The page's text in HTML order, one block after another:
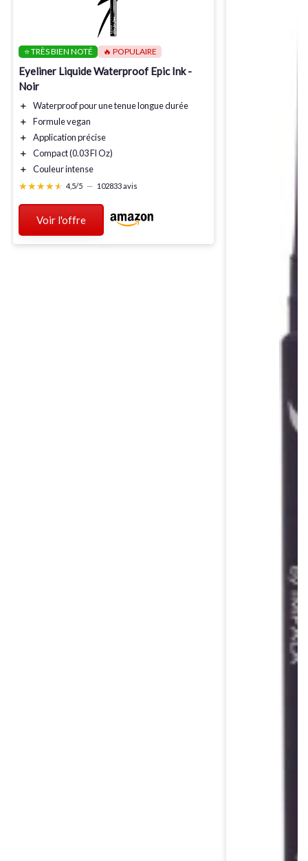
⭐ TRÈS BIEN NOTÉ 🔥 POPULAIRE
Eyeliner Liquide Waterproof Epic Ink -
Noir
＋ Waterproofpour une tenue longue durée
＋
Formule vegan
＋
Application précise
＋
Compact(0.03 Fl Oz)
＋
Couleur intense
★★★★★
★★★★★ 4,5/5 — 102833 avis
Voir l'offre